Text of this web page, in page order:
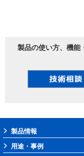
製品の使い方、機能
製品情報
用途・事例